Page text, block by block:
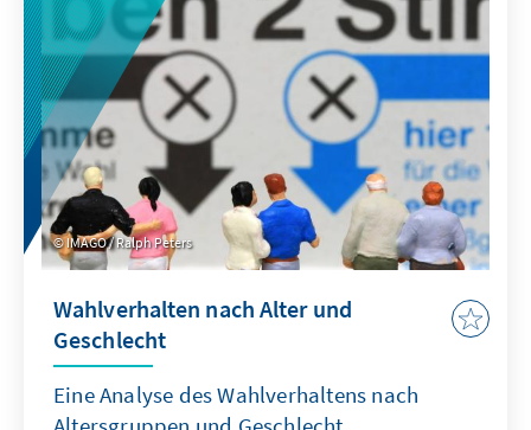
Sicherheitskrise und die Schwäche der
politischen Mitte verändern Kolumbiens
politische Landschaft. Noch während der
Stimmenauszählung stellte das
Regierungslager das Ergebnis öffentlich
infrage und verschärfte damit die politische
Polarisierung.
IMAGO / Ralph Peters
Wahlverhalten nach Alter und
Geschlecht
Eine Analyse des Wahlverhaltens nach